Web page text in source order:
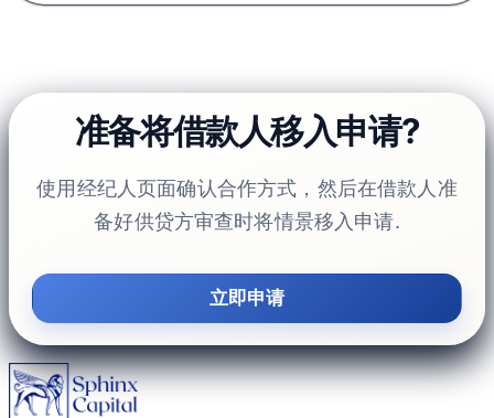
准备将借款人移入申请?
使用经纪人页面确认合作方式，然后在借款人准
备好供贷方审查时将情景移入申请.
立即申请